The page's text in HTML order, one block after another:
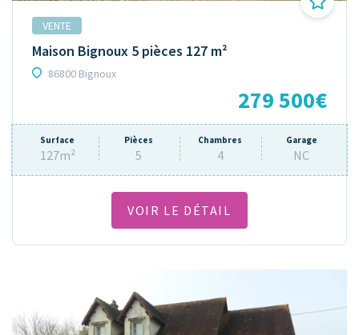
VENTE
Maison Bignoux 5 pièces 127 m²
86800 Bignoux
279 500€
Surface
127m²
Pièces
5
Chambres
4
Garage
NC
VOIR LE DÉTAIL